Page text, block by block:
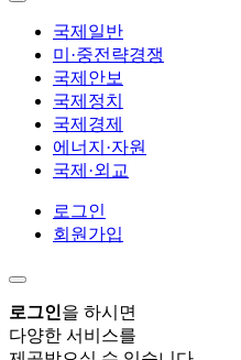
국제일반
미·중전략경쟁
국제안보
국제정치
국제경제
에너지·자원
국제·외교
로그인
회원가입
로그인을 하시면
다양한 서비스를